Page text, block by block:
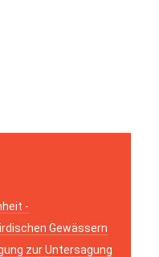
-
Gewässern
zur Untersagung